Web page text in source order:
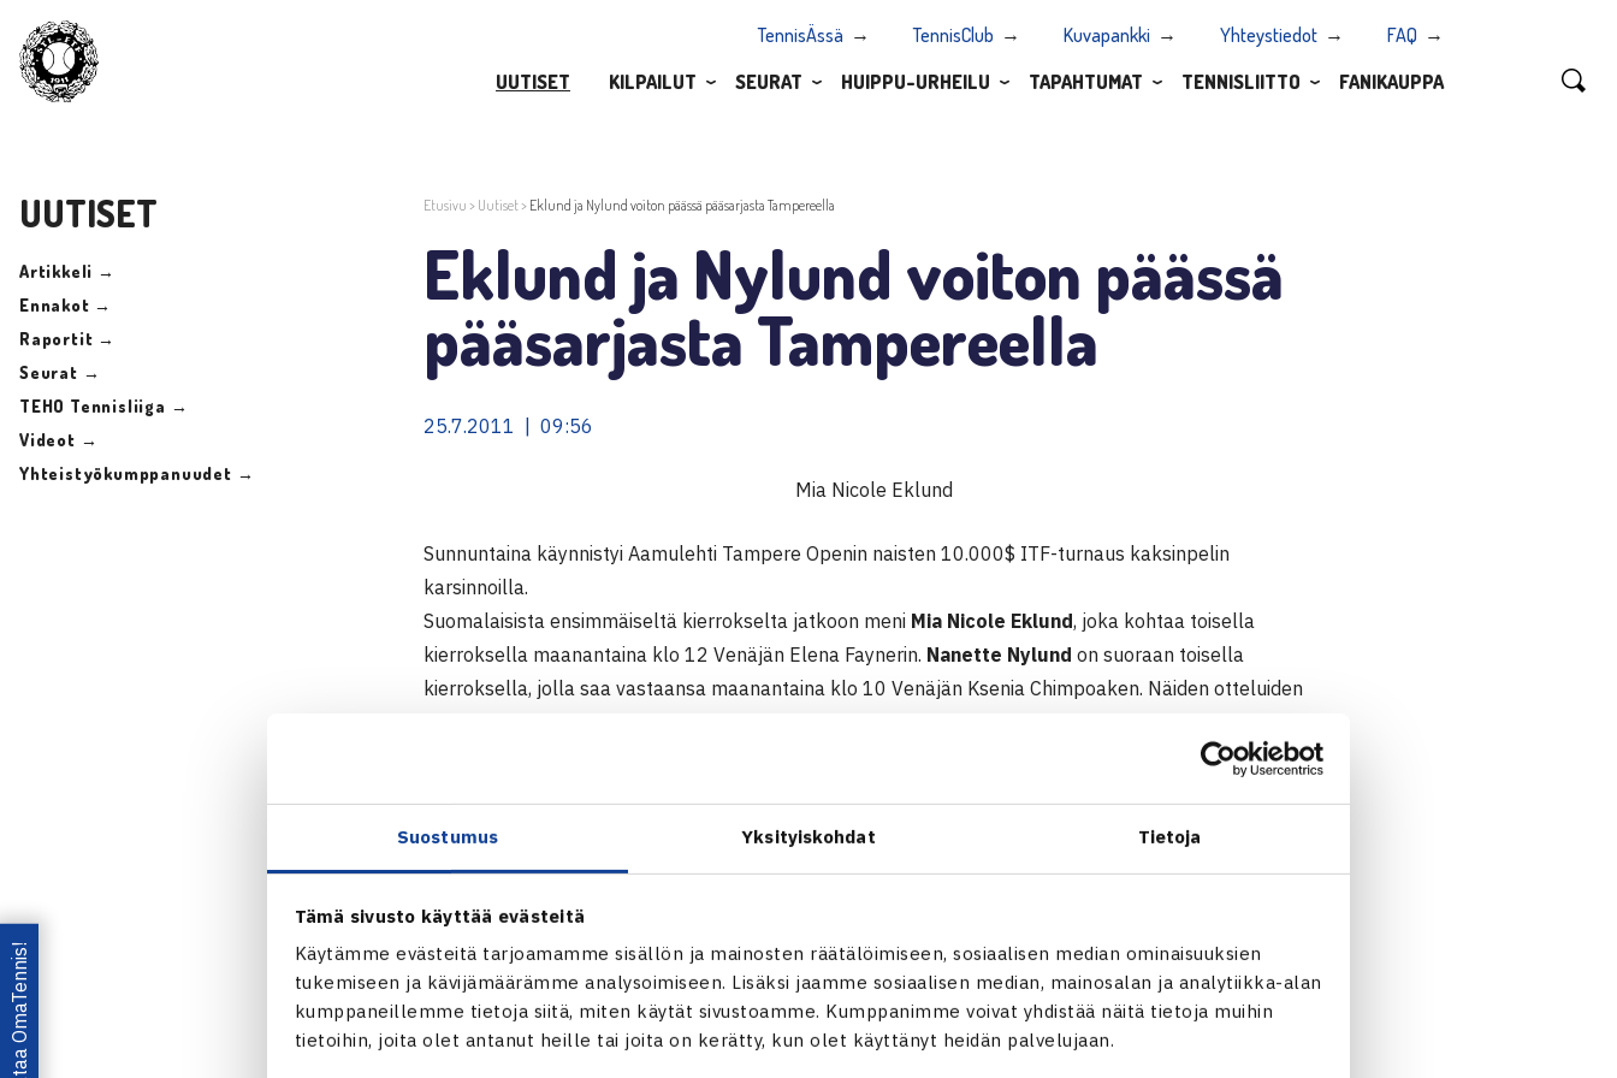
Suostumus Yksityiskohdat Tietoja
Tämä sivusto käyttää evästeitä
Käytämme evästeitä tarjoamamme sisällön ja mainosten räätälöimiseen, sosiaalisen median ominaisuuksien
tukemiseen ja kävijämäärämme analysoimiseen. Lisäksi jaamme sosiaalisen median, mainosalan ja analytiikka-alan
kumppaneillemme tietoja siitä, miten käytät sivustoamme. Kumppanimme voivat yhdistää näitä tietoja muihin
tietoihin, joita olet antanut heille tai joita on kerätty, kun olet käyttänyt heidän palvelujaan.
TennisÄssä TennisClub Kuvapankki Yhteystiedot
FAQ
UUTISET
KILPAILUT SEURAT HUIPPU-URHEILU TAPAHTUMAT TENNISLIITTO FANIKAUPPA
UUTISET
Artikkeli →
Ennakot →
Raportit →
Seurat →
TEHO Tennisliiga →
Videot →
Yhteistyökumppanuudet →
Etusivu > Uutiset> Eklund ja Nylund voiton päässä pääsarjasta Tampereella
Eklund ja Nylund voiton päässä
pääsarjasta Tampereella
25.7.2011 | 09:56
Mia Nicole Eklund
Sunnuntaina käynnistyi Aamulehti Tampere Openin naisten 10.000$ ITF-turnaus kaksinpelin
karsinnoilla.
Suomalaisista ensimmäiseltä kierrokselta jatkoon meni Mia Nicole Eklund, joka kohtaa toisella
kierroksella maanantaina klo 12 Venäjän Elena Faynerin. Nanette Nylund on suoraan toisella
kierroksella, jolla saa vastaansa maanantaina klo 10 Venäjän Ksenia Chimpoaken. Näiden otteluiden
2.kierrosta: Mia Nicole Eklund – Tanja Tuomi 61 64, Ksenia Chimpoake Venäjä – Alexiina Ahonkivi 60
62, Liubov Vasilyeva Venäjä – Hanna Tolonen 62 63
Aamulehti Tampere Open verkossa
Lataa OmaTennis!